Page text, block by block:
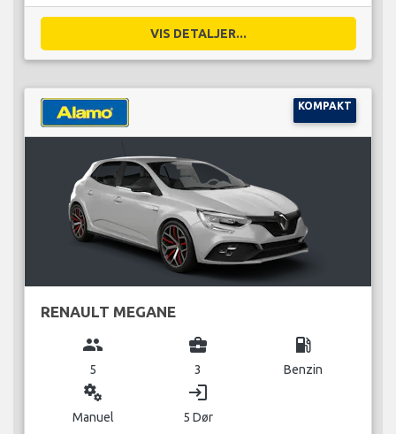
VIS DETALJER...
KOMPAKT
RENAULT MEGANE
group
5
business_center
3
local_gas_station
Benzin
miscellaneous_services
Manuel
login
5 Dør